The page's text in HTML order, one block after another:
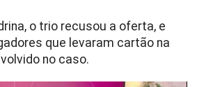
o trio recusou a oferta, e
que levaram cartão na
no caso.